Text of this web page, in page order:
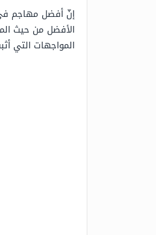
إنّ أفضل مهاجم في
الأفضل من حيث
المواجهات التي